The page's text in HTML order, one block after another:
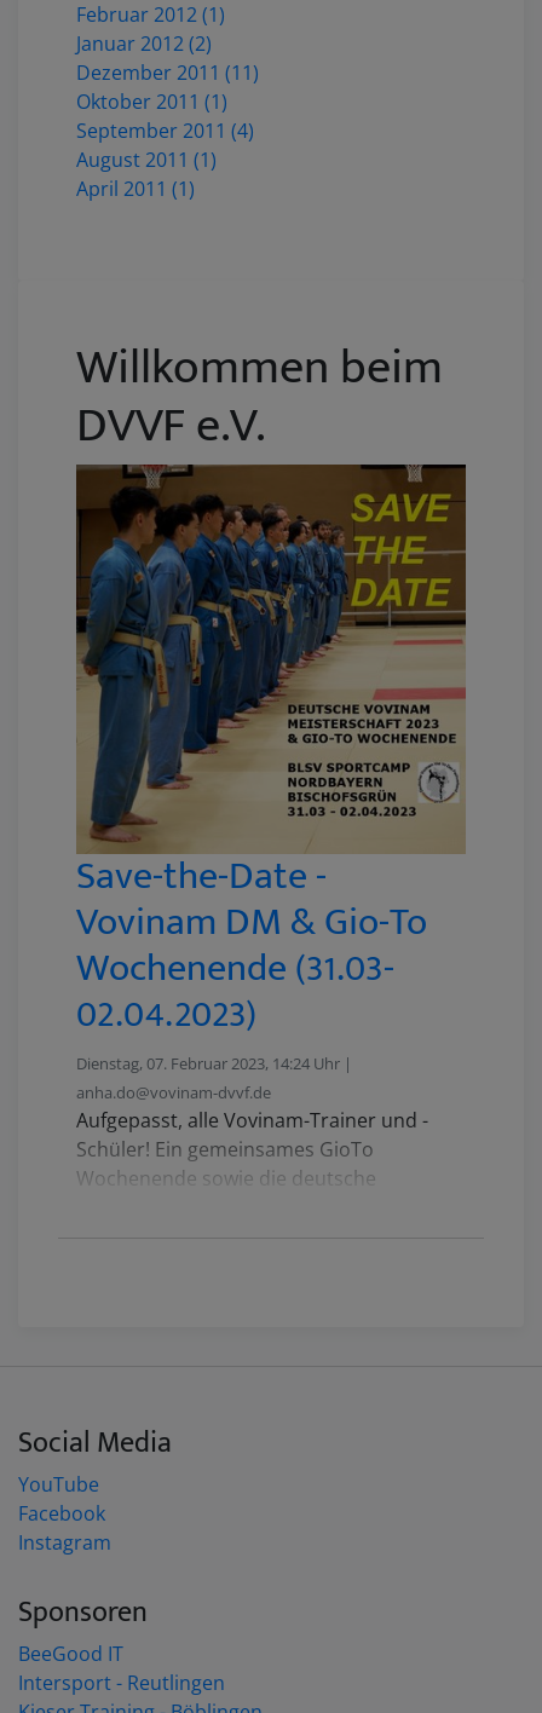
Februar 2012 (1)
Januar 2012 (2)
Dezember 2011 (11)
Oktober 2011 (1)
September 2011 (4)
August 2011 (1)
April 2011 (1)
Willkommen beim
DVVF e.V.
Save-the-Date -
Vovinam DM & Gio-To
Wochenende (31.03-
02.04.2023)
Dienstag, 07. Februar 2023, 14:24 Uhr |
anha.do@vovinam-dvvf.de
Aufgepasst, alle Vovinam-Trainer und -
Schüler! Ein gemeinsames GioTo
Wochenende sowie die deutsche
Ausschreibung findet ihr im
Bereich
werden hier aufgelistet.
Gruppenleiter, bleibt dran für weitere
Le, Omai (Pressereferentin)
Social Media
YouTube
Facebook
Instagram
Sponsoren
BeeGood IT
Intersport - Reutlingen